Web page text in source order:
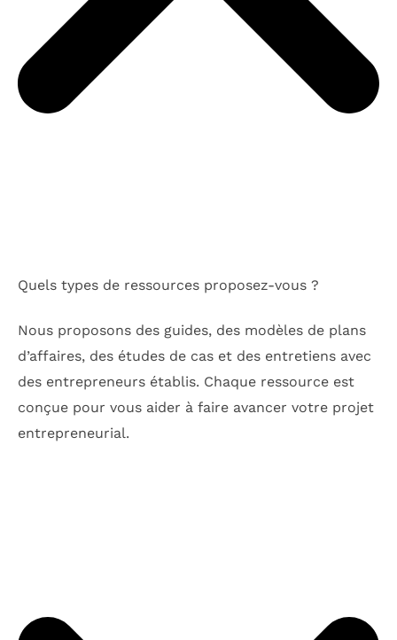
Quels types de ressources proposez-vous ?
Nous proposons des guides, des modèles de plans
d’affaires, des études de cas et des entretiens avec
des entrepreneurs établis. Chaque ressource est
conçue pour vous aider à faire avancer votre projet
entrepreneurial.